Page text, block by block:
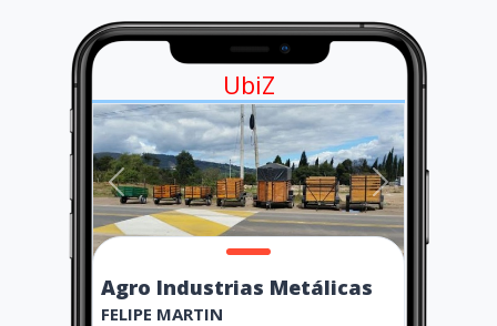
UbiZ
Agro Industrias Metálicas
FELIPE MARTIN